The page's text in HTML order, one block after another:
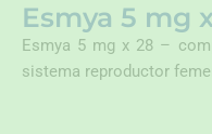
Esmya 5 mg
Esmya 5 mg x 28 –
sistema reproductor